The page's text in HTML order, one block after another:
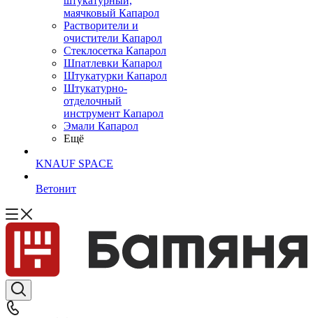
маячковый Капарол
Растворители и
очистители Капарол
Cтеклосетка Капарол
Шпатлевки Капарол
Штукатурки Капарол
Штукатурно-
отделочный
инструмент Капарол
Эмали Капарол
Ещё
KNAUF SPACE
Ветонит